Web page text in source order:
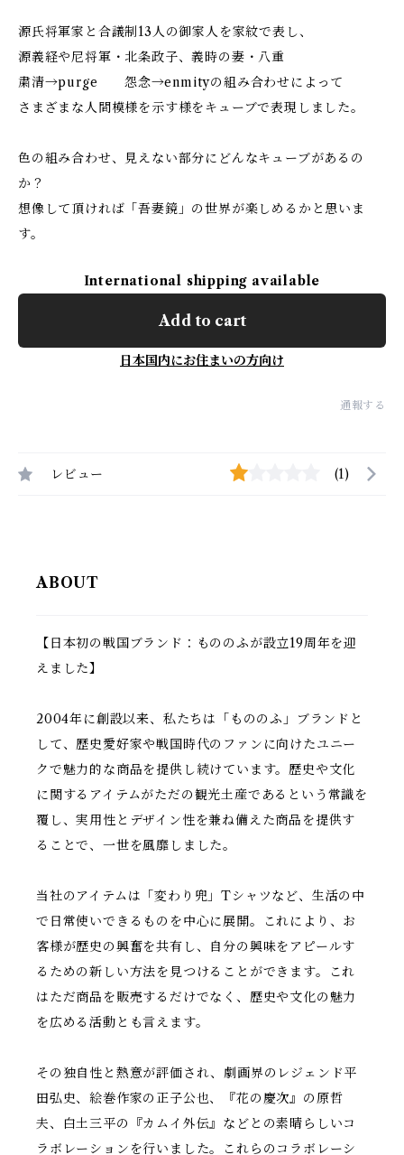
源氏将軍家と合議制13人の御家人を家紋で表し、
源義経や尼将軍・北条政子、義時の妻・八重
粛清→purge 怨念→enmityの組み合わせによって
さまざまな人間模様を示す様をキューブで表現しました。
色の組み合わせ、見えない部分にどんなキューブがあるの
か？
想像して頂ければ「吾妻鏡」の世界が楽しめるかと思いま
す。
International shipping available
Add to cart
日本国内にお住まいの方向け
通報する
レビュー (1)
ABOUT
【日本初の戦国ブランド：もののふが設立19周年を迎
えました】
2004年に創設以来、私たちは「もののふ」ブランドと
して、歴史愛好家や戦国時代のファンに向けたユニー
クで魅力的な商品を提供し続けています。歴史や文化
に関するアイテムがただの観光土産であるという常識を
覆し、実用性とデザイン性を兼ね備えた商品を提供す
ることで、一世を風靡しました。
当社のアイテムは「変わり兜」Tシャツなど、生活の中
で日常使いできるものを中心に展開。これにより、お
客様が歴史の興奮を共有し、自分の興味をアピールす
るための新しい方法を見つけることができます。これ
はただ商品を販売するだけでなく、歴史や文化の魅力
を広める活動とも言えます。
その独自性と熱意が評価され、劇画界のレジェンド平
田弘史、絵巻作家の正子公也、『花の慶次』の原哲
夫、白土三平の『カムイ外伝』などとの素晴らしいコ
ラボレーションを行いました。これらのコラボレーシ